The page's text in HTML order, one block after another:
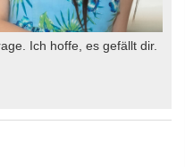
Ich hoffe, es gefällt dir.